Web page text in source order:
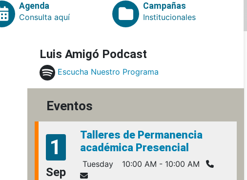
Agenda
Consulta aquí
Campañas
Institucionales
Luis Amigó Podcast
Escucha Nuestro Programa
Eventos
1
Sep
Talleres de Permanencia
académica Presencial
Tuesday 10:00 AM - 10:00 AM